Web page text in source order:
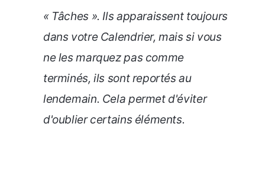
« Tâches ». Ils apparaissent toujours
dans votre Calendrier, mais si vous
ne les marquez pas comme
terminés, ils sont reportés au
lendemain. Cela permet d'éviter
d'oublier certains éléments.